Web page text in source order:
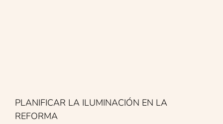
PLANIFICAR LA ILUMINACIÓN EN LA
REFORMA